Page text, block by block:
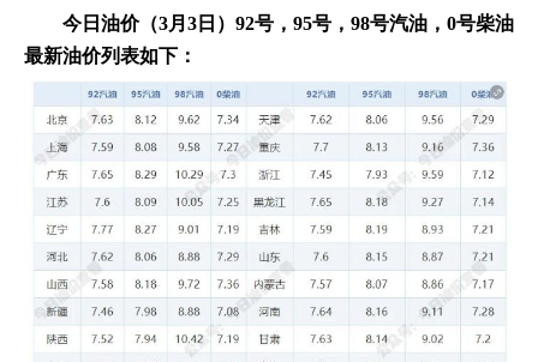
今日油价（3月3日）92号，95号，98号汽油，0号柴油
最新油价列表如下：